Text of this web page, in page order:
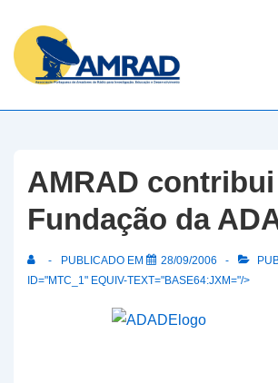
Skip
Content
AMRAD
Fundação da
PUBLICADO EM 28/09/2006
ID="MTC_1" EQUIV-TEXT="BASE64:JXM="/>